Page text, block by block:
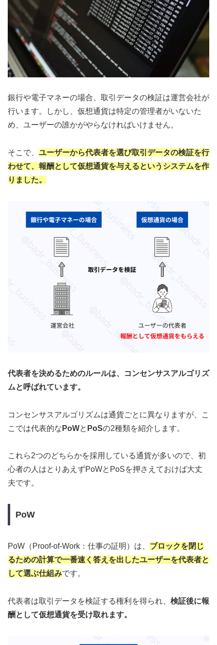
銀行や電子マネーの場合、取引データの検証は運営会社が
行います。しかし、仮想通貨は特定の管理者がいないた
め、ユーザーの誰かがやらなければいけません。
そこで、 ユーザーから代表者を選び取引データの検証を行
わせて、報酬として仮想通貨を与えるというシステムを作
りました。
代表者を決めるためのルールは、コンセンサスアルゴリズ
ムと呼ばれています。
コンセンサスアルゴリズムは通貨ごとに異なりますが、こ
こでは代表的な PoWと PoSの2種類を紹介します。
これら2つのどちらかを採用している通貨が多いので、初
心者の人はとりあえずPoWとPoSを押さえておけば大丈
夫です。
PoW
PoW（Proof-of-Work：仕事の証明）は、 ブロックを閉じ
るための計算で一番速く答えを出したユーザーを代表者と
して選ぶ仕組みです。
代表者は取引データを検証する権利を得られ、 検証後に報
酬として仮想通貨を受け取れます。